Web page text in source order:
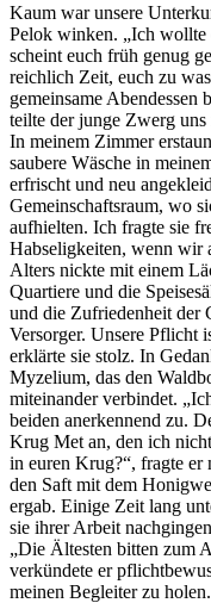
Kaum war unsere
Pelok winken. „Ich wollte
scheint euch früh genug
reichlich Zeit, euch zu
gemeinsame Abendessen
teilte der junge Zwerg uns
In meinem Zimmer
saubere Wäsche in
erfrischt und neu
Gemeinschaftsraum, wo
aufhielten. Ich fragte sie
Habseligkeiten, wenn wir
Alters nickte mit einem
Quartiere und die
und die Zufriedenheit der
Versorger. Unsere Pflicht
erklärte sie stolz. In
Myzelium, das den
miteinander verbindet.
beiden anerkennend zu.
Krug Met an, den ich
in euren Krug?“, fragte
den Saft mit dem
ergab. Einige Zeit lang
sie ihrer Arbeit
„Die Ältesten bitten zum
verkündete er
meinen Begleiter zu